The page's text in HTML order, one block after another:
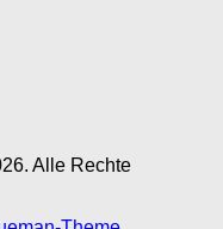
Alle Rechte